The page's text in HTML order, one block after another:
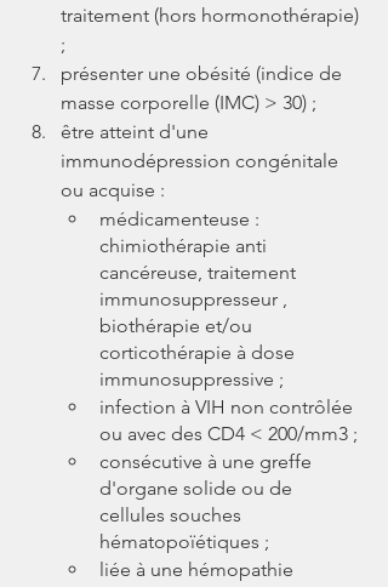
traitement (hors hormonothérapie)
;
présenter une obésité (indice de
masse corporelle (IMC) > 30) ;
être atteint d'une
immunodépression congénitale
ou acquise :
médicamenteuse :
chimiothérapie anti
cancéreuse, traitement
immunosuppresseur ,
biothérapie et/ou
corticothérapie à dose
immunosuppressive ;
infection à VIH non contrôlée
ou avec des CD4 < 200/mm3 ;
consécutive à une greffe
d'organe solide ou de
cellules souches
hématopoïétiques ;
liée à une hémopathie